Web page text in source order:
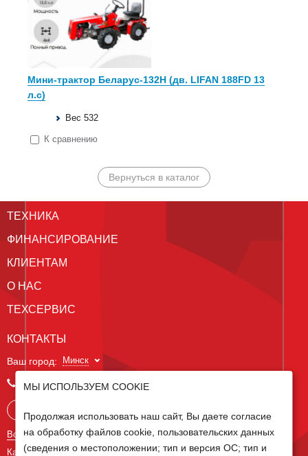
Мини-трактор Беларус-132Н (дв. LIFAN 188FD 13
л.с)
Вес 532
К сравнению
Вернуться в каталог
ТЕХНИКА
ФИНАНСИРОВАНИЕ
КЛИЕНТАМ
О НАС
ТЕХСЕРВИС
КОНТАКТЫ
Ваш город: Минск
+375 29 238 97 34
Все контакты
Карта сайта
МЫ ИСПОЛЬЗУЕМ COOKIE
Продолжая использовать наш сайт, Вы даете согласие
на обработку файлов cookie, пользовательских данных
(сведения о местоположении; тип и версия ОС; тип и